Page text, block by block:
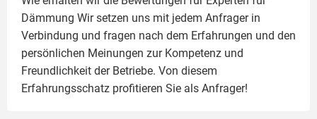
Dämmung Wir setzen uns mit jedem Anfrager in
Verbindung und fragen nach dem Erfahrungen und den
persönlichen Meinungen zur Kompetenz und
Freundlichkeit der Betriebe. Von diesem
Erfahrungsschatz profitieren Sie als Anfrager!